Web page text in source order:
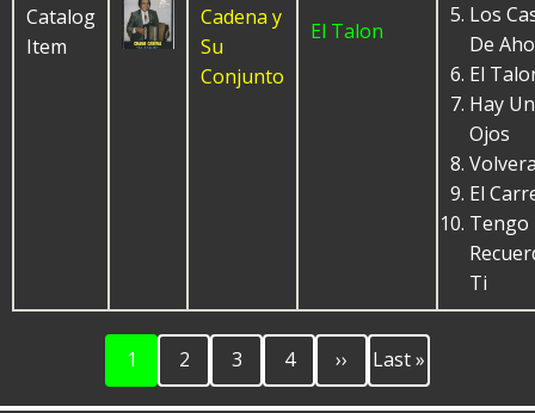
Catalog
Item
Cadena y
Su
Conjunto
El Talon
Los
De
El
Hay
Ojos
El
Tengo
Ti
Current
page
1 Page
2 Page
3 Page
4
Next
page
››
Last
page
Last »